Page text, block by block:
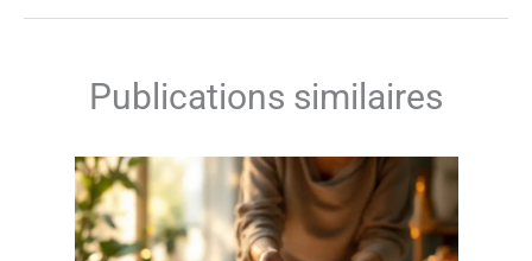
Publications similaires